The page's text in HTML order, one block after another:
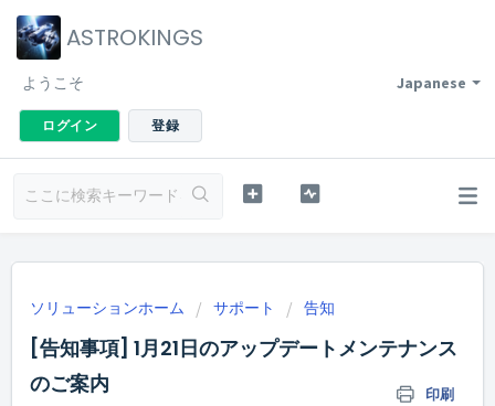
ASTROKINGS
Japanese
ようこそ
ログイン 登録
ソリューションホーム サポート 告知
[告知事項] 1月21日のアップデートメンテナンス
のご案内
印刷